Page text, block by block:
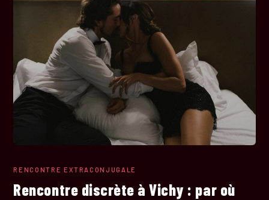
RENCONTRE EXTRACONJUGALE
Rencontre discrète à Vichy : par où